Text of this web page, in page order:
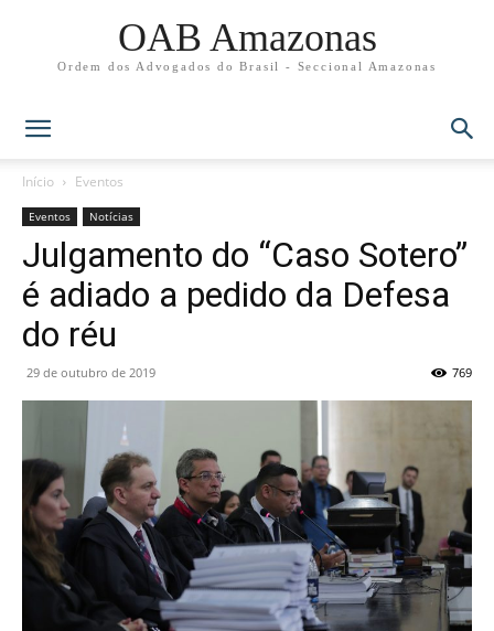
OAB Amazonas
Ordem dos Advogados do Brasil - Seccional Amazonas
Início Eventos
Eventos Notícias
Julgamento do “Caso Sotero”
é adiado a pedido da Defesa
do réu
29 de outubro de 2019 769